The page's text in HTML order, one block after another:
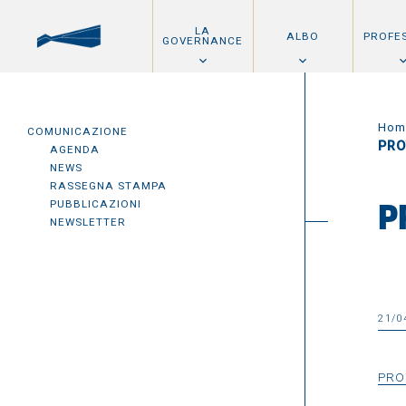
LA
GOVERNANCE ALBO
COMUNICAZIONE
AGENDA
NEWS
RASSEGNA STAMPA
PUBBLICAZIONI
NEWSLETTER
21/